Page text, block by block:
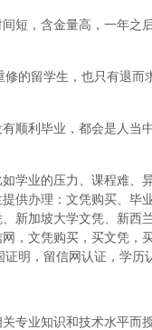
短，含金量高，一年之
的留学生，也只有退而
顺利毕业，都会是人当
学业的压力、课程难、
供办理：文凭购买、毕
新加坡大学文凭、新西
，文凭购买，买文凭，
明，留信网认证，学历
专业知识和技术水平而